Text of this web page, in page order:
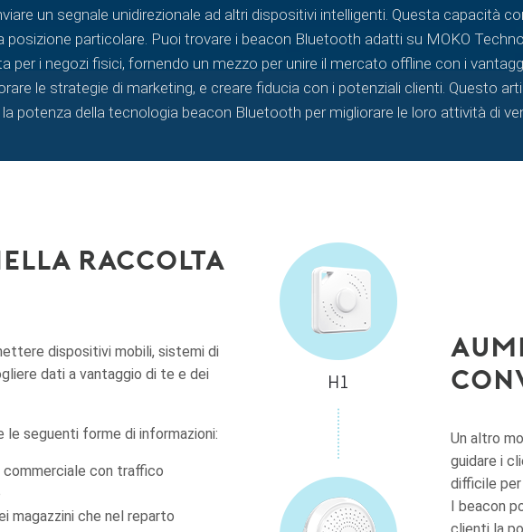
un segnale unidirezionale ad altri dispositivi intelligenti. Questa capacità
posizione particolare. Puoi trovare i beacon Bluetooth adatti su MOKO
per i negozi fisici, fornendo un mezzo per unire il mercato offline con i
le strategie di marketing, e creare fiducia con i potenziali clienti. Questo
potenza della tecnologia beacon Bluetooth per migliorare le loro attività di
raccolta
dispositivi mobili, sistemi di
dati a vantaggio di te e dei
seguenti forme di informazioni:
con traffico
magazzini che nel reparto
Un altro
guidare i
difficile per
I beacon